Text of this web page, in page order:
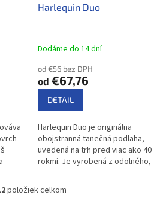
Harlequin Duo
Dodáme do 14 dní
od €56 bez DPH
od €67,76
DETAIL
Harlequin Duo je originálna
obojstranná tanečná podlaha,
uvedená na trh pred viac ako 40
rokmi. Je vyrobená z odolného,
protišmykového z oboch strán –
ponúka...
O
položiek celkom